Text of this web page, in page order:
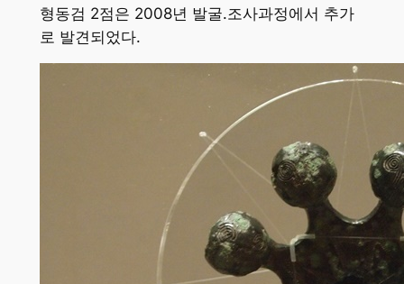
형동검 2점은 2008년 발굴.조사과정에서 추가
로 발견되었다.